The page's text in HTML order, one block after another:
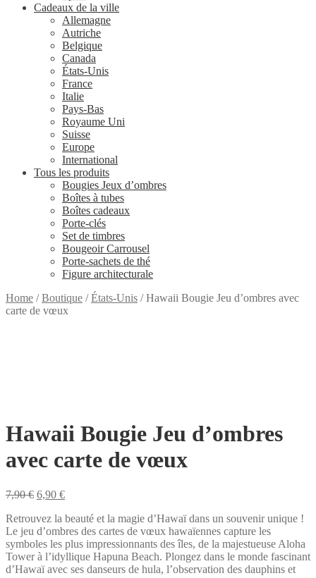
Cadeaux de la ville
Allemagne
Autriche
Belgique
Canada
États-Unis
France
Italie
Pays-Bas
Royaume Uni
Suisse
Europe
International
Tous les produits
Bougies Jeux d’ombres
Boîtes à tubes
Boîtes cadeaux
Porte-clés
Set de timbres
Bougeoir Carrousel
Porte-sachets de thé
Figure architecturale
Home /Boutique /États-Unis /Hawaii Bougie Jeu d’ombres avec
carte de vœux
Hawaii Bougie Jeu d’ombres
avec carte de vœux
7,90€ Original
was:
7,90 €.
6,90 €Current
is:
6,90 €.
Retrouvez la beauté et la magie d’Hawaï dans un souvenir unique !
Le jeu d’ombres des cartes de vœux hawaïennes capture les
symboles les plus impressionnants des îles, de la majestueuse Aloha
Tower à l’idyllique Hapuna Beach. Plongez dans le monde fascinant
d’Hawaï avec ses danseurs de hula, l’observation des dauphins et